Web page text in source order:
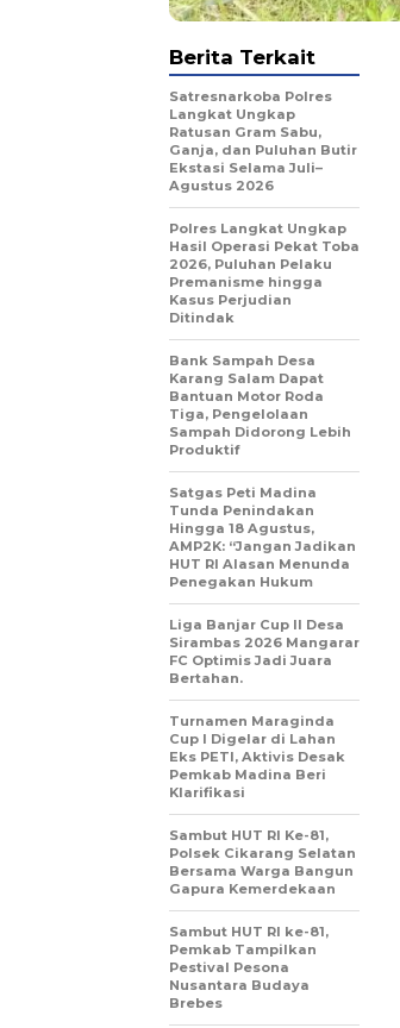
Berita Terkait
Satresnarkoba Polres
Langkat Ungkap
Ratusan Gram Sabu,
Ganja, dan Puluhan Butir
Ekstasi Selama Juli–
Agustus 2026
Polres Langkat Ungkap
Hasil Operasi Pekat Toba
2026, Puluhan Pelaku
Premanisme hingga
Kasus Perjudian
Ditindak
Bank Sampah Desa
Karang Salam Dapat
Bantuan Motor Roda
Tiga, Pengelolaan
Sampah Didorong Lebih
Produktif
Satgas Peti Madina
Tunda Penindakan
Hingga 18 Agustus,
AMP2K: “Jangan Jadikan
HUT RI Alasan Menunda
Penegakan Hukum
Liga Banjar Cup II Desa
Sirambas 2026 Mangarar
FC Optimis Jadi Juara
Bertahan.
Turnamen Maraginda
Cup I Digelar di Lahan
Eks PETI, Aktivis Desak
Pemkab Madina Beri
Klarifikasi
Sambut HUT RI Ke-81,
Polsek Cikarang Selatan
Bersama Warga Bangun
Gapura Kemerdekaan
Sambut HUT RI ke-81,
Pemkab Tampilkan
Pestival Pesona
Nusantara Budaya
Brebes